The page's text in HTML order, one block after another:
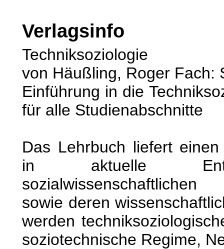
Verlagsinfo
Techniksoziologie
von Häußling, Roger Fach:
Einführung in die
für alle Studienabschnitte
Das Lehrbuch liefert
in aktuelle
sozialwissenschaftlichen
sowie deren
werden
soziotechnische Regime,